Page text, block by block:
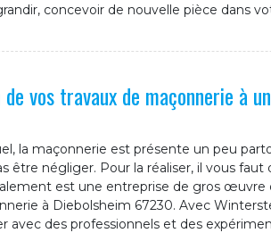
concevoir de nouvelle pièce dans
vos travaux de maçonnerie à
la maçonnerie est présente un peu
être négliger. Pour la réaliser, il vous faut
est une entreprise de gros œuvre
à Diebolsheim 67230. Avec
avec des professionnels et des